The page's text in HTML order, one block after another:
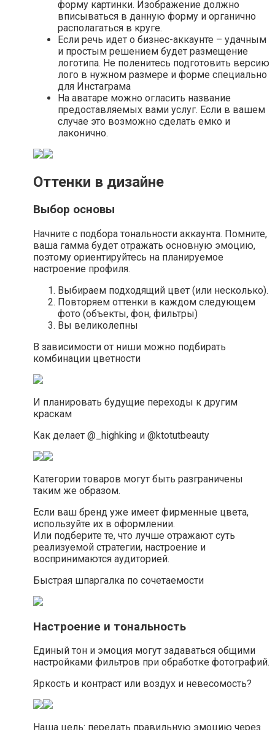
форму картинки. Изображение должно
вписываться в данную форму и органично
располагаться в круге.
Если речь идет о бизнес-аккаунте – удачным
и простым решением будет размещение
логотипа. Не поленитесь подготовить версию
лого в нужном размере и форме специально
для Инстаграма
На аватаре можно огласить название
предоставляемых вами услуг. Если в вашем
случае это возможно сделать емко и
лаконично.
Оттенки в дизайне
Выбор основы
Начните с подбора тональности аккаунта. Помните,
ваша гамма будет отражать основную эмоцию,
поэтому ориентируйтесь на планируемое
настроение профиля.
Выбираем подходящий цвет (или несколько).
Повторяем оттенки в каждом следующем
фото (объекты, фон, фильтры)
Вы великолепны
В зависимости от ниши можно подбирать
комбинации цветности
И планировать будущие переходы к другим
краскам
Как делает @_highking и @ktotutbeauty
Категории товаров могут быть разграничены
таким же образом.
Если ваш бренд уже имеет фирменные цвета,
используйте их в оформлении.
Или подберите те, что лучше отражают суть
реализуемой стратегии, настроение и
воспринимаются аудиторией.
Быстрая шпаргалка по сочетаемости
Настроение и тональность
Единый тон и эмоция могут задаваться общими
настройками фильтров при обработке фотографий.
Яркость и контраст или воздух и невесомость?
Наша цель: передать правильную эмоцию через